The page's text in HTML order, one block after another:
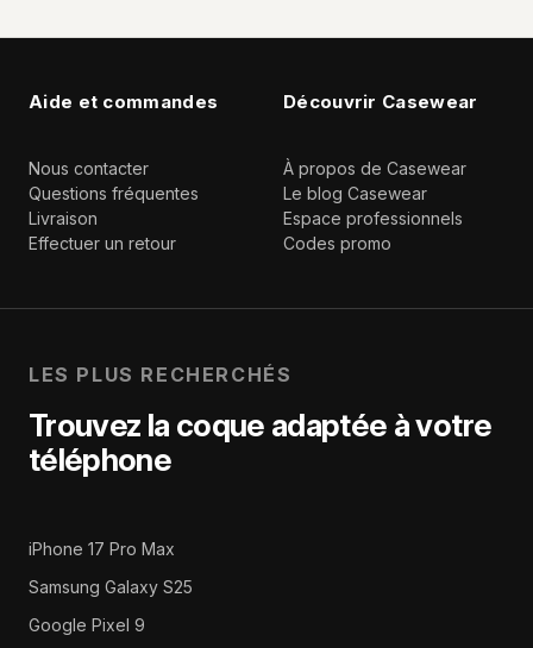
Aide et commandes
Nous contacter
Questions fréquentes
Livraison
Effectuer un retour
Découvrir Casewear
À propos de Casewear
Le blog Casewear
Espace professionnels
Codes promo
LES PLUS RECHERCHÉS
Trouvez la coque adaptée à votre
téléphone
iPhone 17 Pro Max
Samsung Galaxy S25
Google Pixel 9